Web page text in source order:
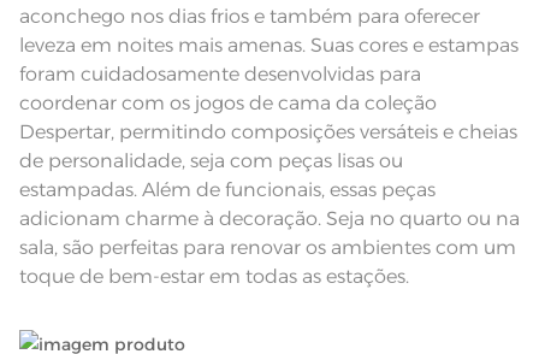
Medida
Colcha 3,20m x 2,70m; Porta-
travesseiro 50cm x 70cm e abas de
5cm
Acabamento Tinto
Instruções de Lavagem
Lavação a 60ºC; Proibido alvejar;
Secar em tambor com
temperatura maxima de 60ºC;
Ferro de passar com temperatura
maxima de 150ºC; Proibido lavar a
seco
Observações
Pode haver pequena variação de
cor, de acordo com a configuração
e modelo do monitor ou do
Enxágue as peças com bastante água;
Utilize a quantidade mínima de amaciante e sabão;
Leia atentamente as instruções na etiqueta.
aconchego nos dias frios e também para oferecer
leveza em noites mais amenas. Suas cores e estampas
foram cuidadosamente desenvolvidas para
coordenar com os jogos de cama da coleção
Despertar, permitindo composições versáteis e cheias
de personalidade, seja com peças lisas ou
estampadas. Além de funcionais, essas peças
adicionam charme à decoração. Seja no quarto ou na
sala, são perfeitas para renovar os ambientes com um
toque de bem-estar em todas as estações.